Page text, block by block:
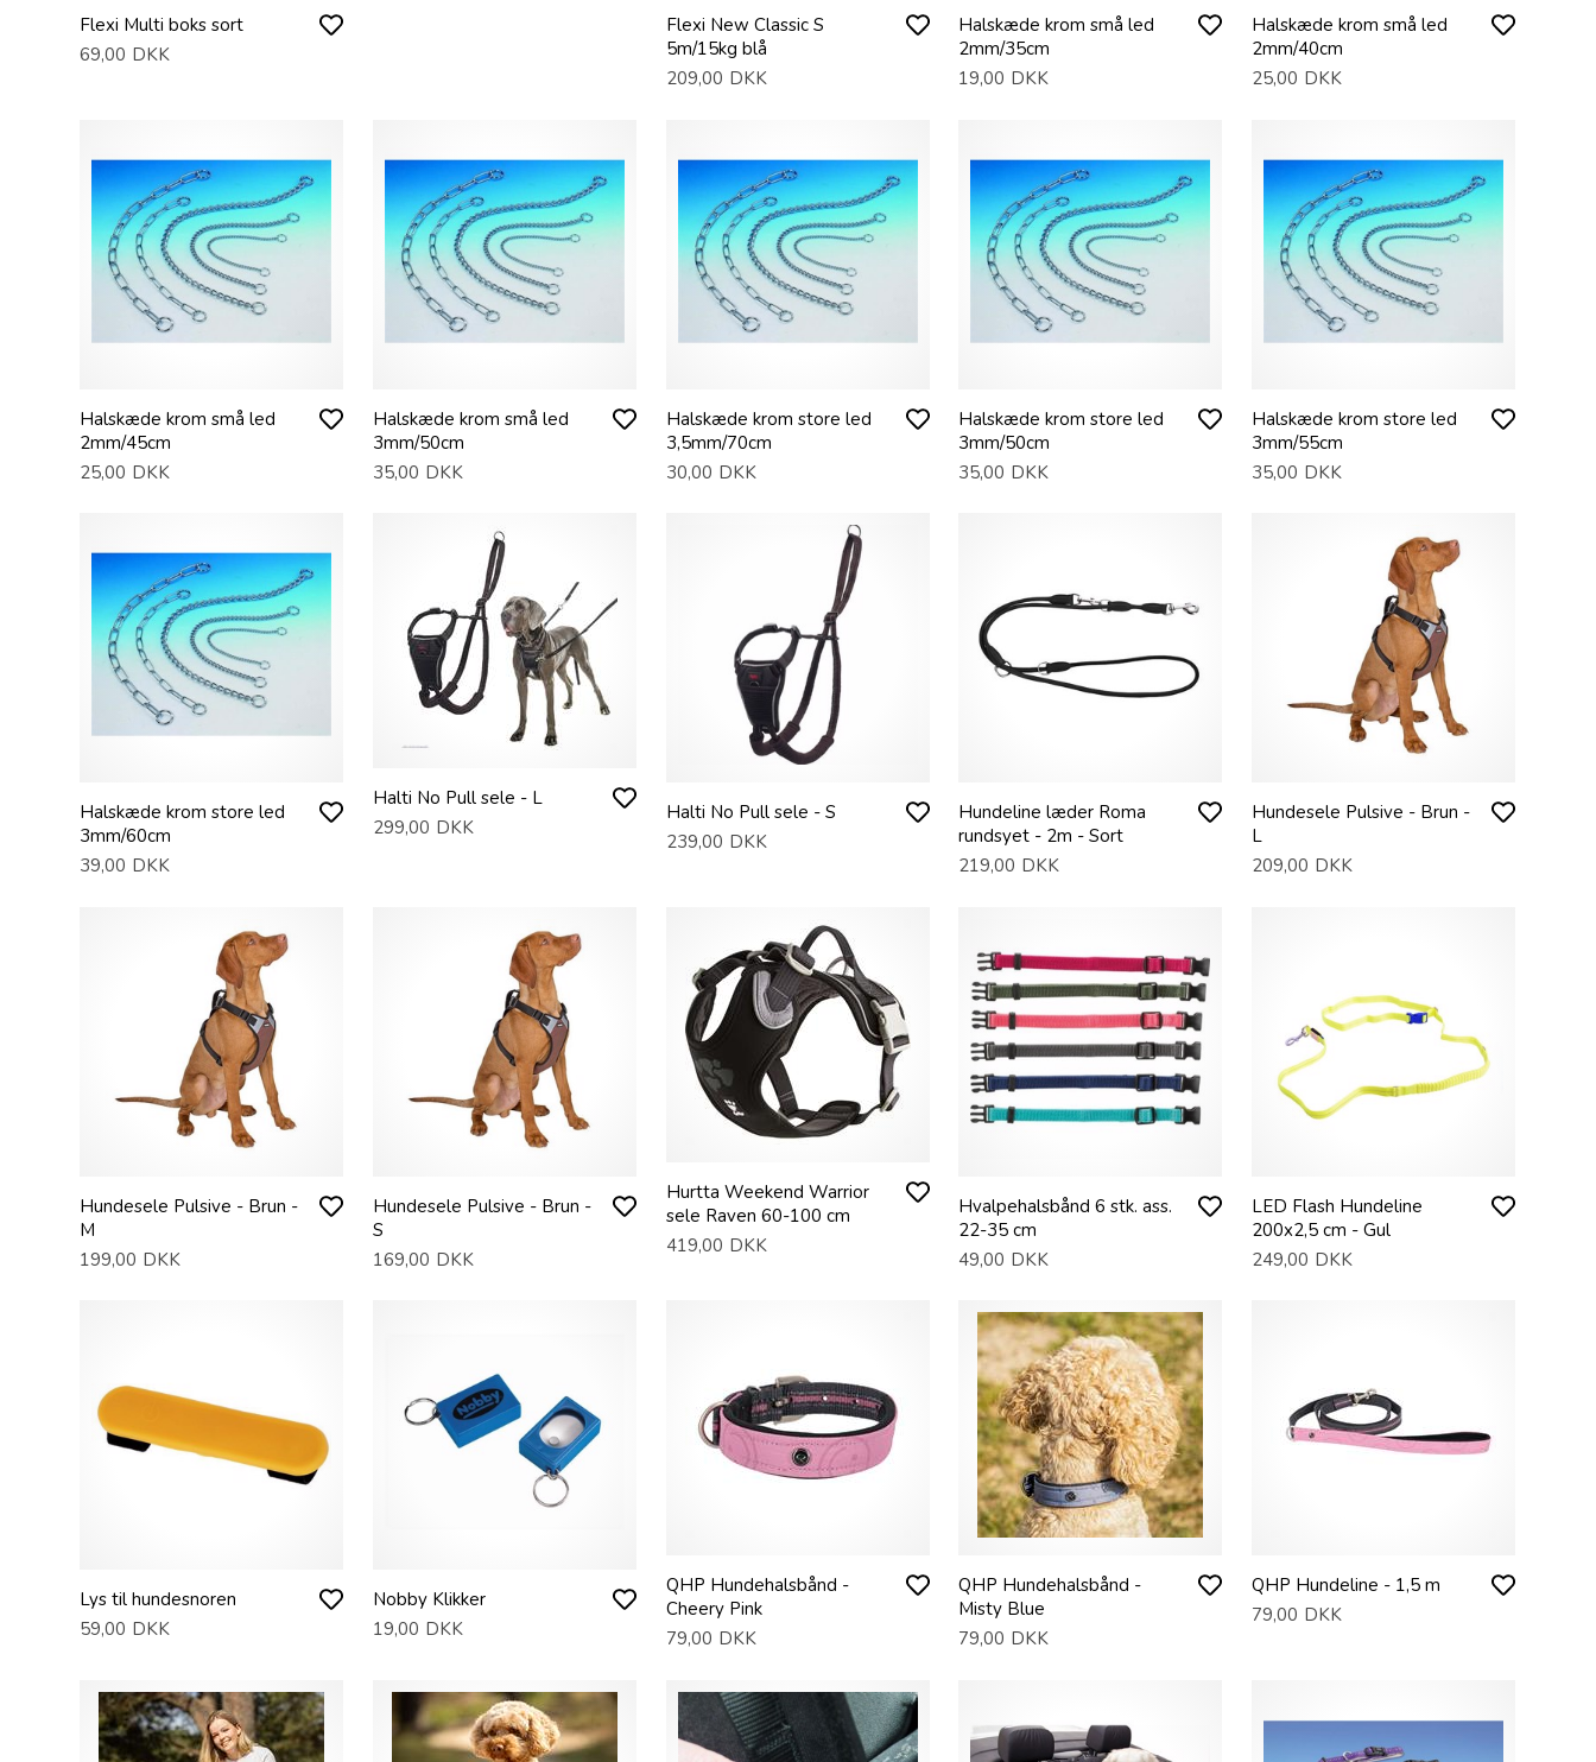
Flexi Multi boks sort
69,00 DKK
Flexi New Classic S
5m/15kg blå
209,00 DKK
Halskæde krom små led
2mm/35cm
19,00 DKK
Halskæde krom små led
2mm/40cm
25,00 DKK
Halskæde krom små led
2mm/45cm
25,00 DKK
Halskæde krom små led
3mm/50cm
35,00 DKK
Halskæde krom store led
3,5mm/70cm
30,00 DKK
Halskæde krom store led
3mm/50cm
35,00 DKK
Halskæde krom store led
3mm/55cm
35,00 DKK
Halskæde krom store led
3mm/60cm
39,00 DKK
Halti No Pull sele - L
299,00 DKK
Halti No Pull sele - S
239,00 DKK
Hundeline læder Roma
rundsyet - 2m - Sort
219,00 DKK
Hundesele Pulsive - Brun -
L
209,00 DKK
Hundesele Pulsive - Brun -
M
199,00 DKK
Hundesele Pulsive - Brun -
S
169,00 DKK
Hurtta Weekend Warrior
sele Raven 60-100 cm
419,00 DKK
Hvalpehalsbånd 6 stk. ass.
22-35 cm
49,00 DKK
LED Flash Hundeline
200x2,5 cm - Gul
249,00 DKK
Lys til hundesnoren
59,00 DKK
Nobby Klikker
19,00 DKK
QHP Hundehalsbånd -
Cheery Pink
79,00 DKK
QHP Hundehalsbånd -
Misty Blue
79,00 DKK
QHP Hundeline - 1,5 m
79,00 DKK